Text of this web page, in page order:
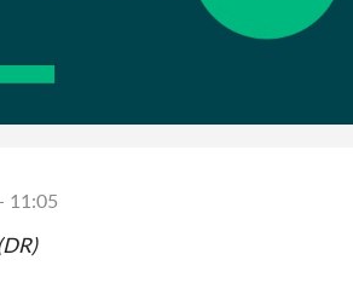
11:05